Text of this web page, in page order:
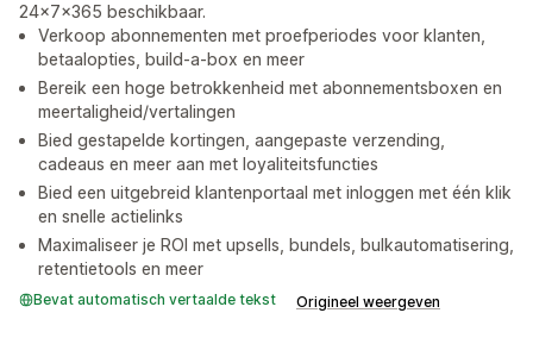
24x7x365 beschikbaar.
Verkoop abonnementen met proefperiodes voor klanten,
betaalopties, build-a-box en meer
Bereik een hoge betrokkenheid met abonnementsboxen en
meertaligheid/vertalingen
Bied gestapelde kortingen, aangepaste verzending,
cadeaus en meer aan met loyaliteitsfuncties
Bied een uitgebreid klantenportaal met inloggen met één klik
en snelle actielinks
Maximaliseer je ROI met upsells, bundels, bulkautomatisering,
retentietools en meer
Bevat automatisch vertaalde tekst Origineel weergeven